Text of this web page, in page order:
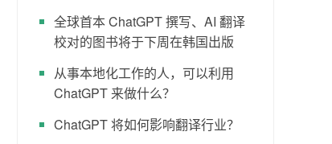
全球首本 ChatGPT 撰写、AI 翻译
校对的图书将于下周在韩国出版
从事本地化工作的人，可以利用
ChatGPT 来做什么？
ChatGPT 将如何影响翻译行业？